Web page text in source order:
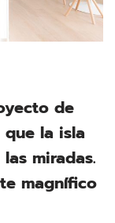
de
la isla
miradas.
magnífico